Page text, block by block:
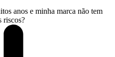
anos e minha marca não tem
riscos?